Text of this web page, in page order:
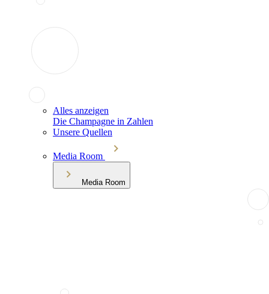
Alles anzeigen
Die Champagne in Zahlen
Unsere Quellen
Media Room
Media Room